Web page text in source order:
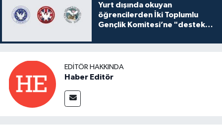
Yurt dışında okuyan
öğrencilerden İki Toplumlu
Gençlik Komitesi’ne "destek
EDITÖR HAKKINDA
Haber Editör